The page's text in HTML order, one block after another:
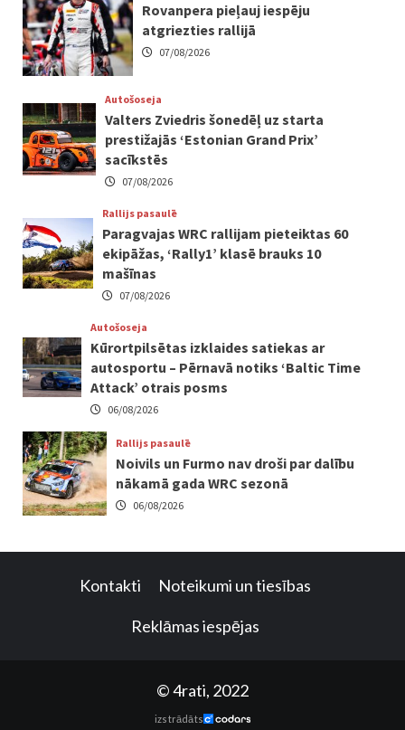
Rovanpera pieļauj iespēju
atgriezties rallijā
07/08/2026
Autošoseja
Valters Zviedris šonedēļ uz starta
prestižajās ‘Estonian Grand Prix’
sacīkstēs
07/08/2026
Rallijs pasaulē
Paragvajas WRC rallijam pieteiktas 60
ekipāžas, ‘Rally1’ klasē brauks 10
mašīnas
07/08/2026
Autošoseja
Kūrortpilsētas izklaides satiekas ar
autosportu – Pērnavā notiks ‘Baltic Time
Attack’ otrais posms
06/08/2026
Rallijs pasaulē
Noivils un Furmo nav droši par dalību
nākamā gada WRC sezonā
06/08/2026
Kontakti Noteikumi un tiesības
Reklāmas iespējas
© 4rati, 2022
izstrādāts